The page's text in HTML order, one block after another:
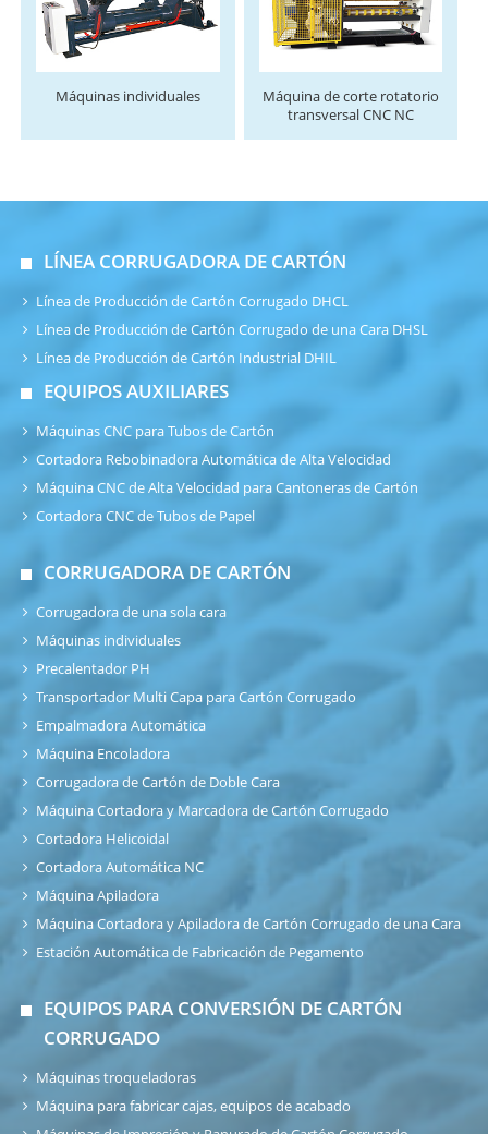
Máquinas individuales
Máquina de corte rotatorio
transversal CNC NC
LÍNEA CORRUGADORA DE CARTÓN
Línea de Producción de Cartón Corrugado DHCL
Línea de Producción de Cartón Corrugado de una Cara DHSL
Línea de Producción de Cartón Industrial DHIL
EQUIPOS AUXILIARES
Máquinas CNC para Tubos de Cartón
Cortadora Rebobinadora Automática de Alta Velocidad
Máquina CNC de Alta Velocidad para Cantoneras de Cartón
Cortadora CNC de Tubos de Papel
CORRUGADORA DE CARTÓN
Corrugadora de una sola cara
Máquinas individuales
Precalentador PH
Transportador Multi Capa para Cartón Corrugado
Empalmadora Automática
Máquina Encoladora
Corrugadora de Cartón de Doble Cara
Máquina Cortadora y Marcadora de Cartón Corrugado
Cortadora Helicoidal
Cortadora Automática NC
Máquina Apiladora
Máquina Cortadora y Apiladora de Cartón Corrugado de una Cara
Estación Automática de Fabricación de Pegamento
EQUIPOS PARA CONVERSIÓN DE CARTÓN
CORRUGADO
Máquinas troqueladoras
Máquina para fabricar cajas, equipos de acabado